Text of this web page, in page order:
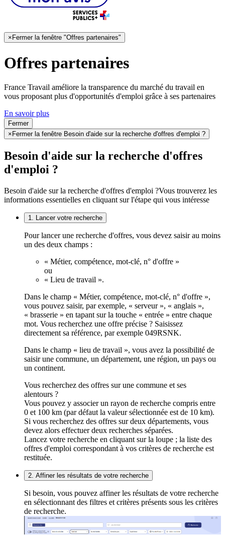
× Fermer la fenêtre "Offres partenaires"
Offres partenaires
France Travail améliore la transparence du marché du travail en
vous proposant plus d'opportunités d'emploi grâce à ses partenaires
En savoir plus
Fermer
× Fermer la fenêtre Besoin d'aide sur la recherche d'offres d'emploi ?
Besoin d'aide sur la recherche d'offres
d'emploi ?
Besoin d'aide sur la recherche d'offres d'emploi ?Vous trouverez les
informations essentielles en cliquant sur l'étape qui vous intéresse
1. Lancer votre recherche
Pour lancer une recherche d'offres, vous devez saisir au moins
un des deux champs :
« Métier, compétence, mot-clé, n° d'offre »
ou
« Lieu de travail ».
Dans le champ « Métier, compétence, mot-clé, n° d'offre »,
vous pouvez saisir, par exemple, « serveur », « anglais »,
« brasserie » en tapant sur la touche « entrée » entre chaque
mot. Vous recherchez une offre précise ? Saisissez
directement sa référence, par exemple 049RSNK.
Dans le champ « lieu de travail », vous avez la possibilité de
saisir une commune, un département, une région, un pays ou
un continent.
Vous recherchez des offres sur une commune et ses
alentours ?
Vous pouvez y associer un rayon de recherche compris entre
0 et 100 km (par défaut la valeur sélectionnée est de 10 km).
Si vous recherchez des offres sur deux départements, vous
devez alors effectuer deux recherches séparées.
Lancez votre recherche en cliquant sur la loupe ; la liste des
offres d'emploi correspondant à vos critères de recherche est
restituée.
2. Affiner les résultats de votre recherche
Si besoin, vous pouvez affiner les résultats de votre recherche
en sélectionnant des filtres et critères présents sous les critères
de recherche.